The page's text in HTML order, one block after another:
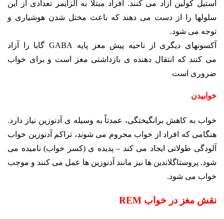
استیل کولین آزاد می کنند. افراد مبتلا به آلزایمر تعدادی از این
سلولها را از دست می دهند که باعث مختل شدن هوشیاری و
توجه می شود.
آکسونهای دیگری از ناحیه پیش مغز پایه GABA گابا را آزاد
می کنند که انتقال دهنده ی بازداشتی مغز است و برای خواب
ضروری است
خوابیدن
خواب به کاهش برانگیختگی، عمدتاً به وسیله ی آدنوزین نیاز دارد.
هنگامی که افراد از خواب محروم می شوند، تراکم آدنوزین خواب
آلودگی طولانی ایجاد می کند – پدیده ی (کسر خواب) نامیده می
شود. پروستاگلاندین ها نیز مانند آدنوزین ها عمل می کنند و موجب
خواب می شود.
نقش مغز در خواب REM